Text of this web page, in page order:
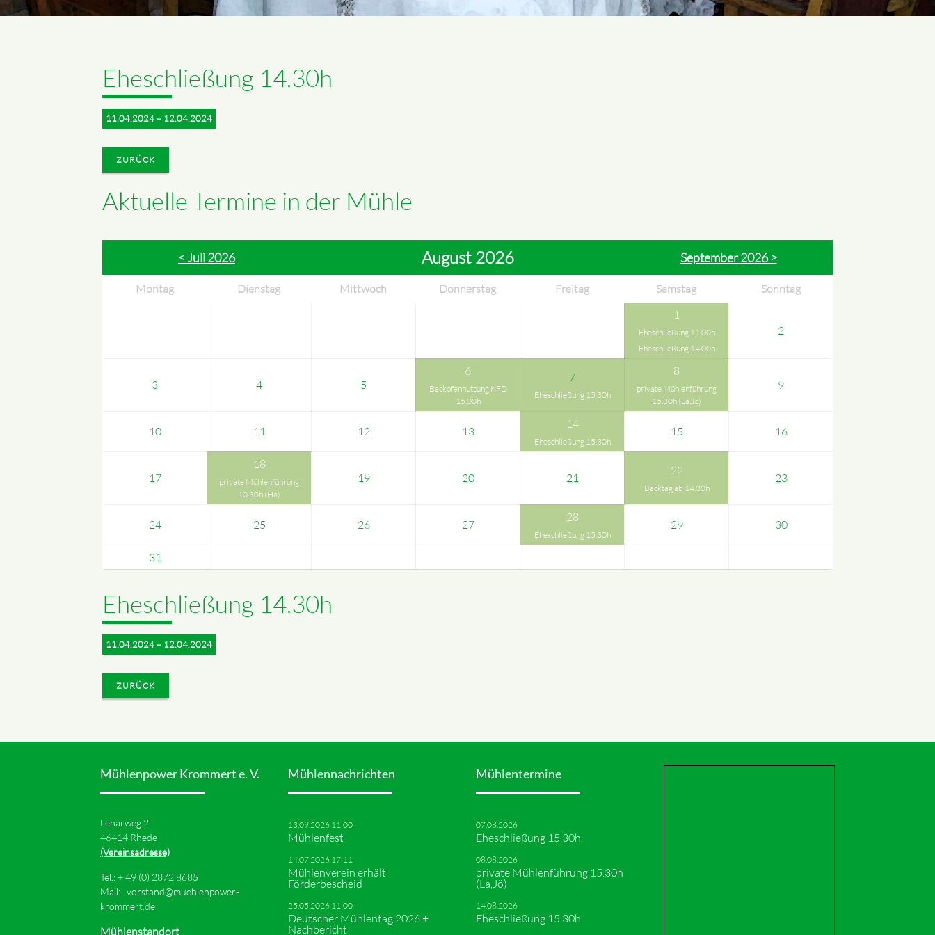
Eheschließung 14.30h
11.04.2024 – 12.04.2024
ZURÜCK
Aktuelle Termine in der Mühle
< Juli 2026 August 2026 September 2026 >
Montag Dienstag Mittwoch Donnerstag Freitag Samstag
Sonntag
1
Eheschließung 11.00h
Eheschließung 14.00h
2
3 4 5
6
Backofennutzung KFD
15.00h
7
Eheschließung 15.30h
8
private Mühlenführung
15.30h (La,Jö)
9
10 11 12 13
14
Eheschließung 15.30h
15 16
17
18
private Mühlenführung
10.30h (Ha)
19 20 21
22
Backtag ab 14.30h
23
24 25 26 27
28
Eheschließung 15.30h
29 30
31
Eheschließung 14.30h
11.04.2024 – 12.04.2024
ZURÜCK
Mühlenpower Krommert e. V.
Leharweg 2
46414 Rhede
(Vereinsadresse)
Tel.: +49 (0) 2872 8685
Mail: vorstand@muehlenpower-
krommert.de
Mühlenstandort
Mühlennachrichten
13.09.2026 11:00
Mühlenfest
14.07.2026 17:11
Mühlenverein erhält
Förderbescheid
25.05.2026 11:00
Deutscher Mühlentag 2026 +
Nachbericht
Mühlentermine
07.08.2026
Eheschließung 15.30h
08.08.2026
private Mühlenführung 15.30h
(La,Jö)
14.08.2026
Eheschließung 15.30h